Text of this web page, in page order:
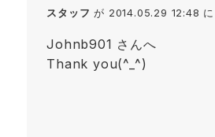
スタッフ が 2014.05.29 12:48 に
Johnb901 さんへ
Thank you(^_^)